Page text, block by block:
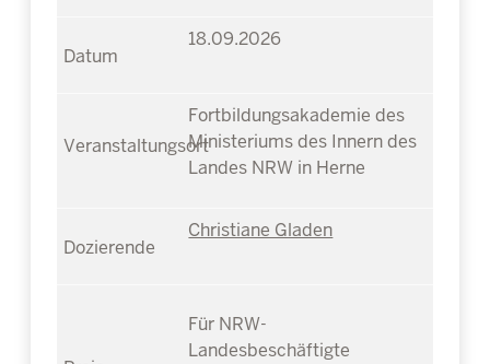
18.09.2026
Fortbildungsakademie des
Ministeriums des Innern des
Landes NRW in Herne
Christiane Gladen
Für NRW-
Landesbeschäftigte